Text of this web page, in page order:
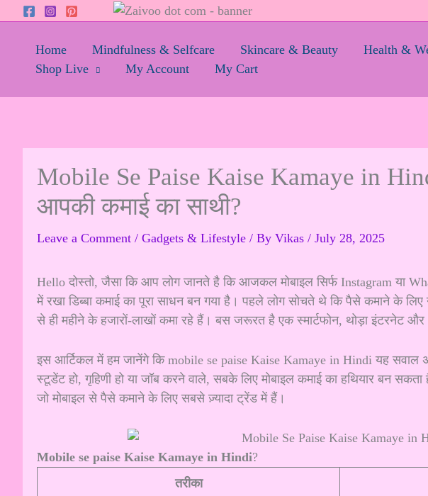
contentHome Mindfulness & Selfcare Skincare & Beauty Health &
Shop Live
My Account My Cart
Mobile Se Paise Kaise Kamaye in
आपकी कमाई का साथी?
Leave a Comment / Gadgets & Lifestyle / By Vikas / July 28, 2025
Hello दोस्तो, जैसा कि आप लोग जानते है कि आजकल मोबाइल सिर्फ Instagram या
में रखा डिब्बा कमाई का पूरा साधन बन गया है। पहले लोग सोचते थे कि पैसे कमाने के लिए
से ही महीने के हजारों-लाखों कमा रहे हैं। बस जरूरत है एक स्मार्टफोन, थोड़ा इंटरनेट और
इस आर्टिकल में हम जानेंगे कि mobile se paise Kaise Kamaye in Hindi यह सवाल
स्टूडेंट हो, गृहिणी हो या जॉब करने वाले, सबके लिए मोबाइल कमाई का हथियार बन
जो मोबाइल से पैसे कमाने के लिए सबसे ज़्यादा ट्रेंड में हैं।
Mobile se paise Kaise Kamaye in Hindi?
तरीका